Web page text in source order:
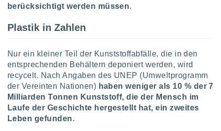
sind,
Sie
In
berücksichtigt werden müssen.
Plastik in Zahlen
Nur ein kleiner Teil der Kunststoffabfälle, die in den
entsprechenden Behältern deponiert werden, wird
recycelt. Nach Angaben des UNEP (Umweltprogramm
der Vereinten Nationen) haben weniger als 10 % der 7
Milliarden Tonnen Kunststoff, die der Mensch im
Laufe der Geschichte hergestellt hat, ein zweites
Leben gefunden.